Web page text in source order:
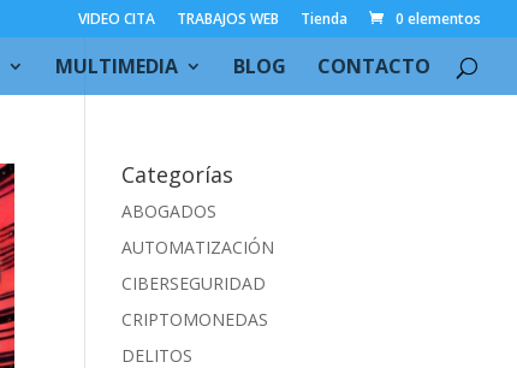
VIDEO CITA TRABAJOS WEB Tienda 0 elementos
MULTIMEDIA BLOG CONTACTO
Categorías
ABOGADOS
AUTOMATIZACIÓN
CIBERSEGURIDAD
CRIPTOMONEDAS
DELITOS